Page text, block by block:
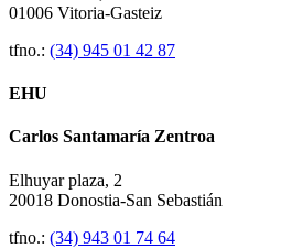
01006 Vitoria-Gasteiz
tfno.: (34) 945 01 42 87
EHU
Carlos Santamaría Zentroa
Elhuyar plaza, 2
20018 Donostia-San Sebastián
tfno.: (34) 943 01 74 64